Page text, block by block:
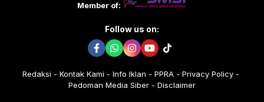
Member of:
Follow us on:
Redaksi Kontak Kami Info Iklan PPRA
Privacy Policy
Pedoman Media Siber
Disclaimer